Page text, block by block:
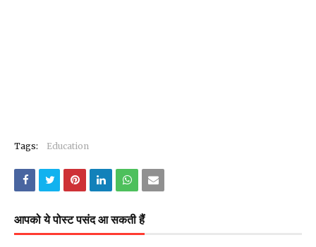
Tags: Education
आपको ये पोस्ट पसंद आ सकती हैं